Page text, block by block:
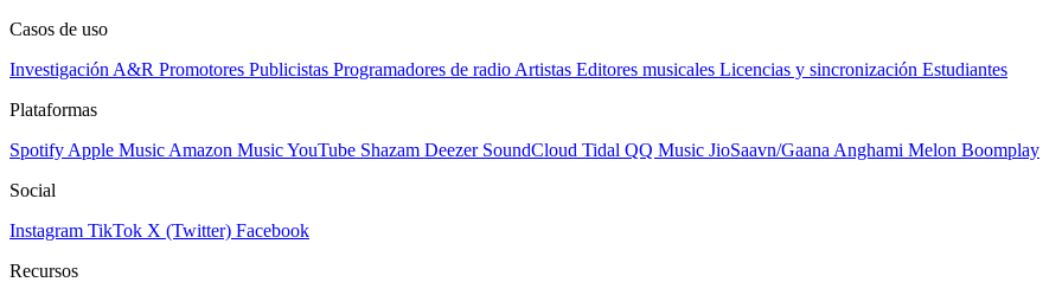
Casos de uso
Investigación A&R Promotores Publicistas Programadores de radio Artistas Editores musicales Licencias y sincronización Estudiantes
Plataformas
Spotify Apple Music Amazon MusicYouTube Shazam Deezer SoundCloud Tidal QQ Music JioSaavn/Gaana Anghami Melon Boomplay
Social
Instagram TikTok X (Twitter) Facebook
Recursos